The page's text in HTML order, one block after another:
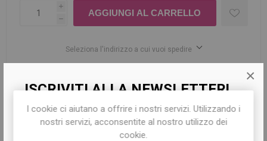
ISCRIVITI ALLA NEWSLETTER!
Iscriviti per conoscere le nostre ultime
offerte e ricevere il10% di sconto
×
i
h
Seleziona l'indirizzo a cui vuoi spedire
Share:
I cookie ci aiutano a offrire i nostri servizi. Utilizzando i
nostri servizi, acconsentite al nostro utilizzo dei
cookie.